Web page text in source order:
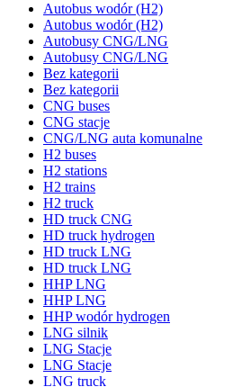
Autobus wodór (H2)
Autobus wodór (H2)
Autobusy CNG/LNG
Autobusy CNG/LNG
Bez kategorii
Bez kategorii
CNG buses
CNG stacje
CNG/LNG auta komunalne
H2 buses
H2 stations
H2 trains
H2 truck
HD truck CNG
HD truck hydrogen
HD truck LNG
HD truck LNG
HHP LNG
HHP LNG
HHP wodór hydrogen
LNG silnik
LNG Stacje
LNG Stacje
LNG truck